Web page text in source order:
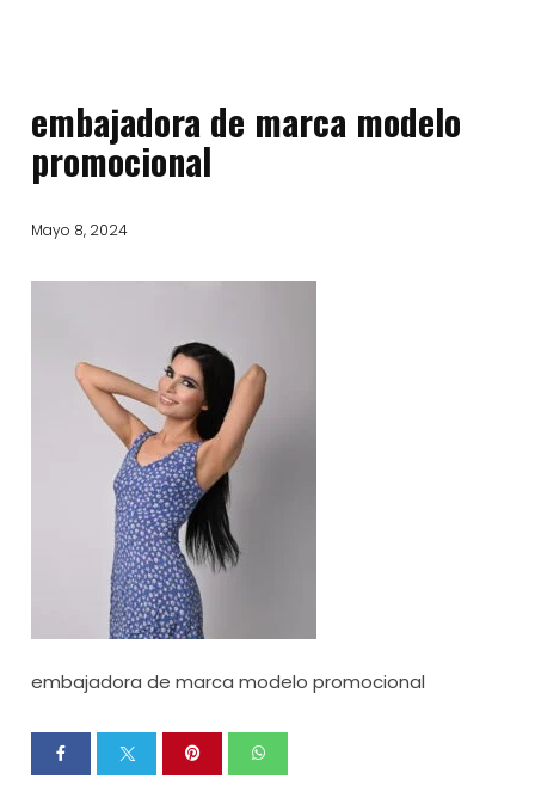
embajadora de marca modelo
promocional
Mayo 8, 2024
embajadora de marca modelo promocional